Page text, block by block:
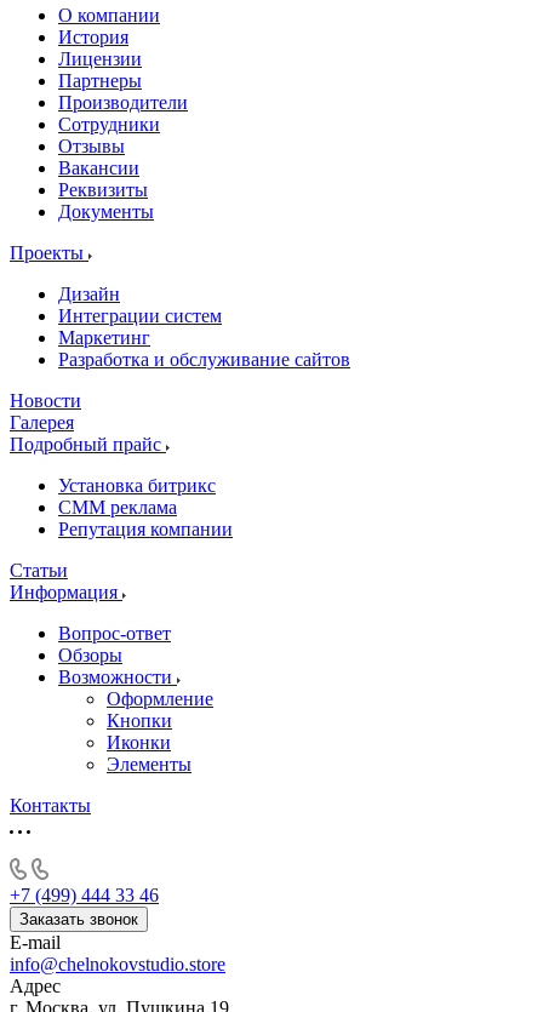
О компании
История
Лицензии
Партнеры
Производители
Сотрудники
Отзывы
Вакансии
Реквизиты
Документы
Проекты
Дизайн
Интеграции систем
Маркетинг
Разработка и обслуживание сайтов
Новости
Галерея
Подробный прайс
Установка битрикс
CMM реклама
Репутация компании
Статьи
Информация
Вопрос-ответ
Обзоры
Возможности
Оформление
Кнопки
Иконки
Элементы
Контакты
+7 (499) 444 33 46
Заказать звонок
E-mail
info@chelnokovstudio.store
Адрес
г. Москва, ул. Пушкина 19